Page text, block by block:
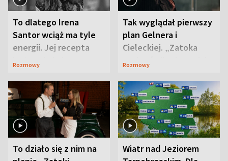
To dlatego Irena
Santor wciąż ma tyle
energii. Jej recepta
jest zaskakująco
Rozmowy
Tak wyglądał pierwszy
plan Gelnera i
Cieleckiej. „Zatoka
szpiegów” od razu ich
Rozmowy
To działo się z nim na
Wiatr nad Jeziorem